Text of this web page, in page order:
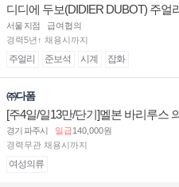
디디에 두보(DIDIER DUBOT) 주얼
서울 지점
급여협의
경력5년↑ 채용시까지
주얼리 준보석 시계 잡화
㈜다폼
[주4일/일13만/단기]멜본 바리루스
경기 파주시 일급140,000원
경력무관 채용시까지
여성의류